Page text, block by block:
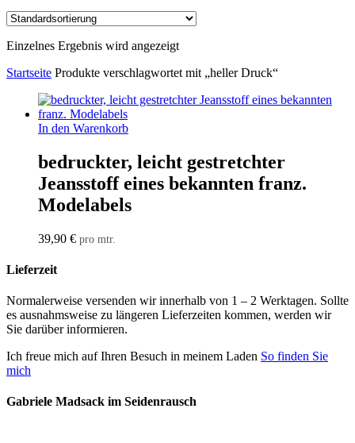
Einzelnes Ergebnis wird angezeigt
Startseite Produkte verschlagwortet mit „heller Druck“
In den Warenkorb
bedruckter, leicht gestretchter
Jeansstoff eines bekannten franz.
Modelabels
39,90 € pro mtr.
Lieferzeit
Normalerweise versenden wir innerhalb von 1 – 2 Werktagen. Sollte
es ausnahmsweise zu längeren Lieferzeiten kommen, werden wir
Sie darüber informieren.
Ich freue mich auf Ihren Besuch in meinem Laden So finden Sie
mich
Gabriele Madsack im Seidenrausch